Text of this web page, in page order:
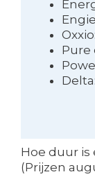
Pure
Hoe duur is
(Prijzen